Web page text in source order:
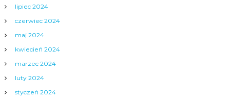
lipiec 2024
czerwiec 2024
maj 2024
kwiecień 2024
marzec 2024
luty 2024
styczeń 2024